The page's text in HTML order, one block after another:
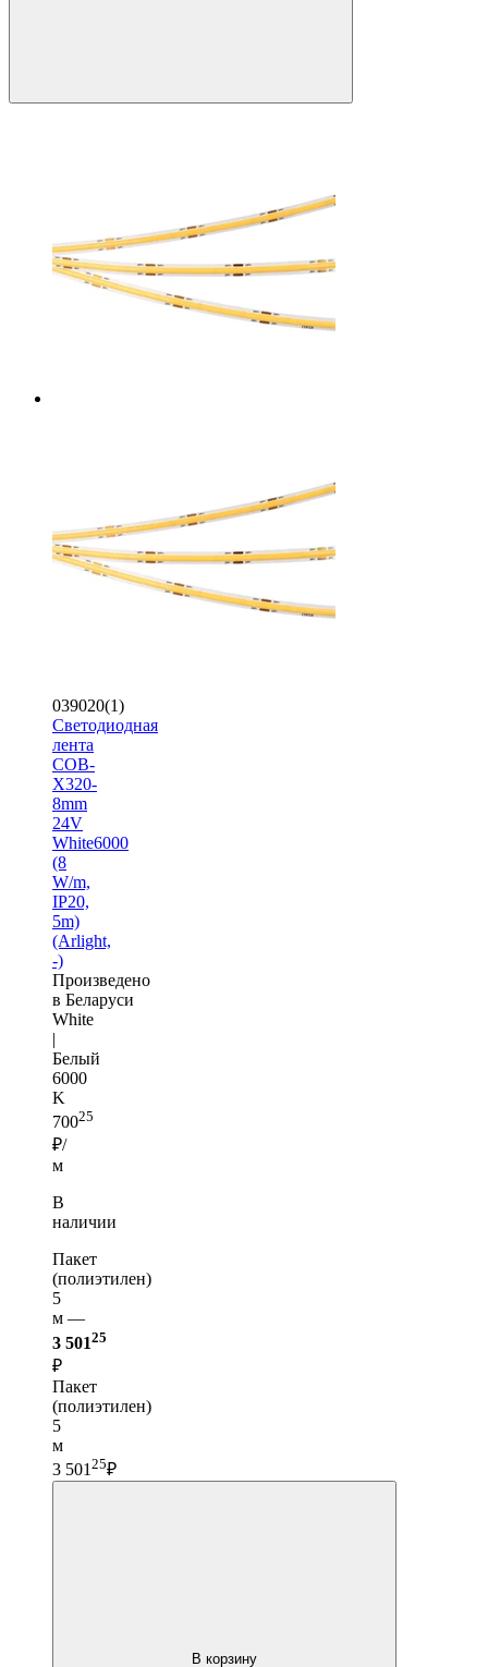
039020(1)
Светодиодная
лента
COB-
X320-
8mm
24V
White6000
(8
W/m,
IP20,
5m)
(Arlight,
-)
Произведено
в Беларуси
White
|
Белый
6000
K
70025
₽/
м
В
наличии
Пакет
(полиэтилен)
5
м —
3 50125
₽
Пакет
(полиэтилен)
5
м
3 501 25₽
В корзину